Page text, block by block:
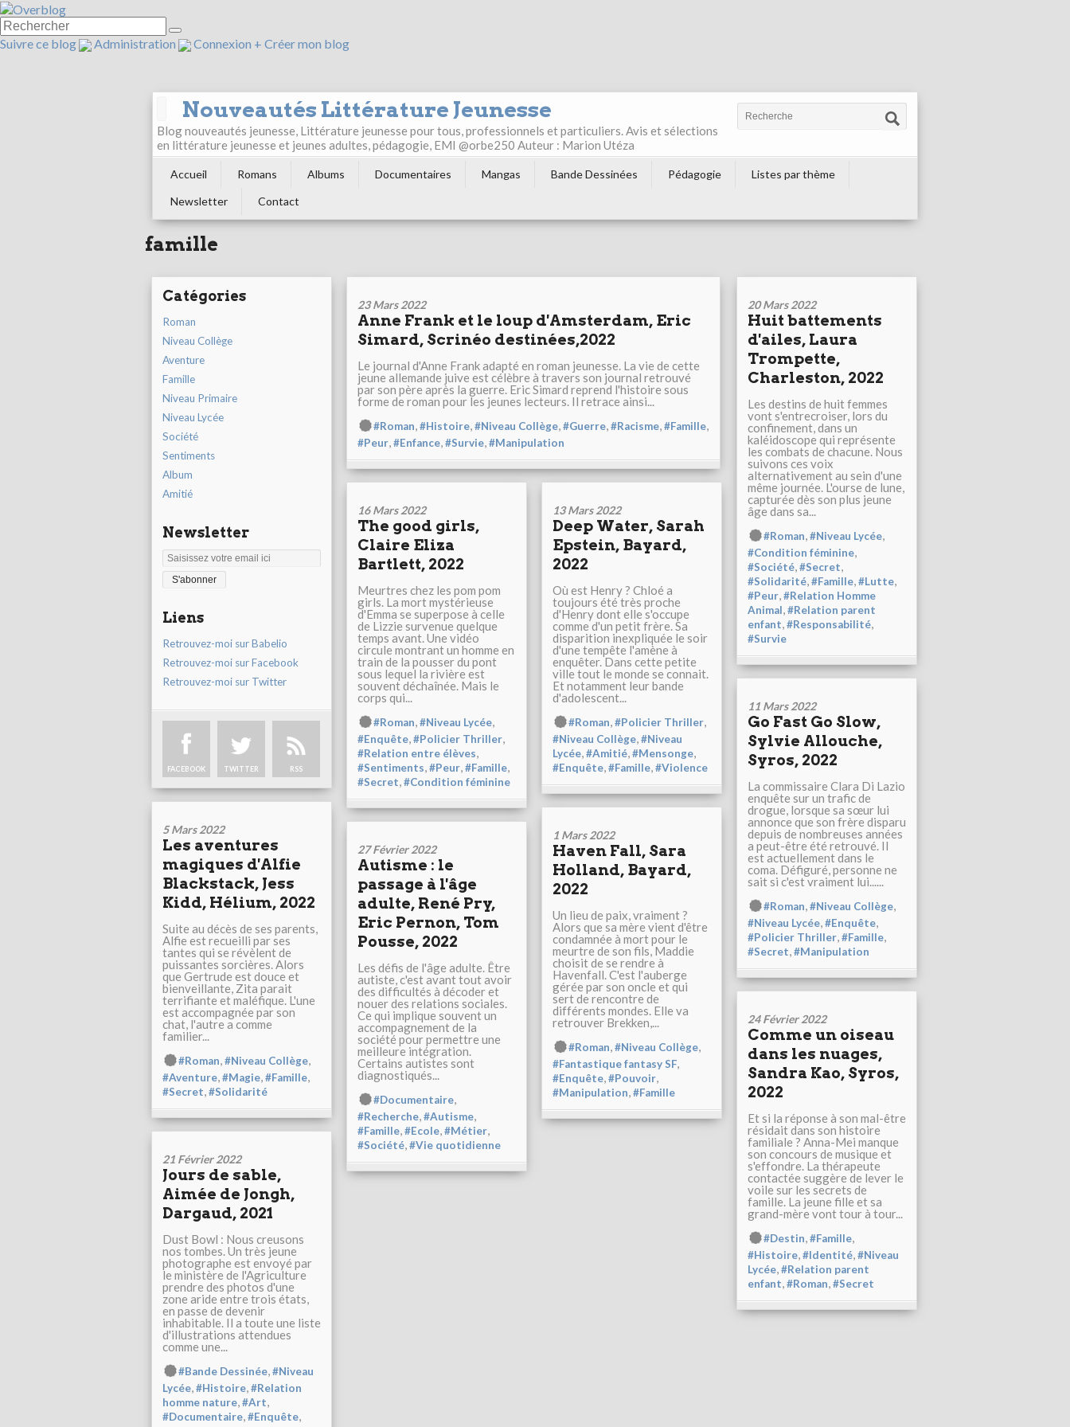
Suivre ce blog Administration Connexion + Créer mon blog
Nouveautés Littérature Jeunesse
Blog nouveautés jeunesse, Littérature jeunesse pour tous, professionnels et particuliers. Avis et sélections
en littérature jeunesse et jeunes adultes, pédagogie, EMI @orbe250 Auteur : Marion Utéza
Accueil Romans Albums Documentaires Mangas Bande Dessinées Pédagogie
Listes par thème
Newsletter
Contact
famille
Catégories
Roman
Niveau Collège
Aventure
Famille
Niveau Primaire
Niveau Lycée
Société
Sentiments
Album
Amitié
Newsletter
Liens
Retrouvez-moi sur Babelio
Retrouvez-moi sur Facebook
Retrouvez-moi sur Twitter
FACEBOOK TWITTER RSS
23 Mars 2022
Anne Frank et le loup d'Amsterdam, Eric
Simard, Scrinéo destinées,2022
Le journal d'Anne Frank adapté en roman jeunesse. La vie de cette
jeune allemande juive est célèbre à travers son journal retrouvé
par son père après la guerre. Eric Simard reprend l'histoire sous
forme de roman pour les jeunes lecteurs. Il retrace ainsi...
#Roman #Histoire #Niveau Collège #Guerre #Racisme #Famille
#Peur,#Enfance,#Survie,#Manipulation
20 Mars 2022
Huit battements
d'ailes, Laura
Trompette,
Charleston, 2022
Les destins de huit femmes
vont s'entrecroiser, lors du
confinement, dans un
kaléidoscope qui représente
les combats de chacune. Nous
suivons ces voix
alternativement au sein d'une
même journée. L'ourse de lune,
capturée dès son plus jeune
âge dans sa...
#Roman #Niveau Lycée
#Condition féminine,
#Société,#Secret,
#Solidarité,#Famille,#Lutte,
#Peur,#Relation Homme
Animal,#Relation parent
enfant,#Responsabilité,
#Survie
16 Mars 2022
The good girls,
Claire Eliza
Bartlett, 2022
Meurtres chez les pom pom
girls. La mort mystérieuse
d'Emma se superpose à celle
de Lizzie survenue quelque
temps avant. Une vidéo
circule montrant un homme en
train de la pousser du pont
sous lequel la rivière est
souvent déchaînée. Mais le
corps qui...
#Roman #Niveau Lycée
#Enquête,#Policier Thriller,
#Relation entre élèves,
#Sentiments,#Peur,#Famille,
#Secret,#Condition féminine
13 Mars 2022
Deep Water, Sarah
Epstein, Bayard,
2022
Où est Henry ? Chloé a
toujours été très proche
d'Henry dont elle s'occupe
comme d'un petit frère. Sa
disparition inexpliquée le soir
d'une tempête l'amène à
enquêter. Dans cette petite
ville tout le monde se connait.
Et notamment leur bande
d'adolescent...
#Roman #Policier Thriller
#Niveau Collège,#Niveau
Lycée,#Amitié,#Mensonge,
#Enquête,#Famille,#Violence
11 Mars 2022
Go Fast Go Slow,
Sylvie Allouche,
Syros, 2022
La commissaire Clara Di Lazio
enquête sur un trafic de
drogue, lorsque sa sœur lui
annonce que son frère disparu
depuis de nombreuses années
a peut-être été retrouvé. Il
est actuellement dans le
coma. Défiguré, personne ne
sait si c'est vraiment lui......
#Roman #Niveau Collège
#Niveau Lycée,#Enquête,
#Policier Thriller,#Famille,
#Secret,#Manipulation
5 Mars 2022
Les aventures
magiques d'Alfie
Blackstack, Jess
Kidd, Hélium, 2022
Suite au décès de ses parents,
Alfie est recueilli par ses
tantes qui se révèlent de
puissantes sorcières. Alors
que Gertrude est douce et
bienveillante, Zita parait
terrifiante et maléfique. L'une
est accompagnée par son
chat, l'autre a comme
familier...
#Roman #Niveau Collège
#Aventure,#Magie,#Famille,
#Secret,#Solidarité
1 Mars 2022
Haven Fall, Sara
Holland, Bayard,
2022
Un lieu de paix, vraiment ?
Alors que sa mère vient d'être
condamnée à mort pour le
meurtre de son fils, Maddie
choisit de se rendre à
Havenfall. C'est l'auberge
gérée par son oncle et qui
sert de rencontre de
différents mondes. Elle va
retrouver Brekken,...
#Roman #Niveau Collège
#Fantastique fantasy SF,
#Enquête,#Pouvoir,
#Manipulation,#Famille
27 Février 2022
Autisme : le
passage à l'âge
adulte, René Pry,
Eric Pernon, Tom
Pousse, 2022
Les défis de l'âge adulte. Être
autiste, c'est avant tout avoir
des difficultés à décoder et
nouer des relations sociales.
Ce qui implique souvent un
accompagnement de la
société pour permettre une
meilleure intégration.
Certains autistes sont
diagnostiqués...
#Documentaire
#Recherche,#Autisme,
#Famille,#Ecole,#Métier,
#Société,#Vie quotidienne
24 Février 2022
Comme un oiseau
dans les nuages,
Sandra Kao, Syros,
2022
Et si la réponse à son mal-être
résidait dans son histoire
familiale ? Anna-Mei manque
son concours de musique et
s'effondre. La thérapeute
contactée suggère de lever le
voile sur les secrets de
famille. La jeune fille et sa
grand-mère vont tour à tour...
#Destin #Famille
#Histoire,#Identité,#Niveau
Lycée,#Relation parent
enfant,#Roman,#Secret
21 Février 2022
Jours de sable,
Aimée de Jongh,
Dargaud, 2021
Dust Bowl : Nous creusons
nos tombes. Un très jeune
photographe est envoyé par
le ministère de l'Agriculture
prendre des photos d'une
zone aride entre trois états,
en passe de devenir
inhabitable. Il a toute une liste
d'illustrations attendues
comme une...
#Bande Dessinée #Niveau
Lycée,#Histoire,#Relation
homme nature,#Art,
#Documentaire,#Enquête,